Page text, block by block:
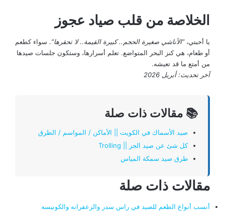
الخلاصة من قلب صياد عجوز
يا أحبتي،“الأناشي صغيرة الحجم.. كبيرة القيمة.. لا تحقرها”. سواء كطعم
أو طعام، هي كنز البحر المتواضع. تعلم أسرارها، وستكون جلسات صيدها
من أمتع ما قد تعيشه.
آخر تحديث: أبريل 2026
📚 مقالات ذات صلة
صيد الأسماك في الكويت || الأماكن / المواسم / الطرق
كل شئ عن صيد الجر || Trolling
طرق صيد سمكة المياس
مقالات ذات صلة
أنسب أنواع الطعم للصيد في راس سدر والزعفرانه والكونيسه